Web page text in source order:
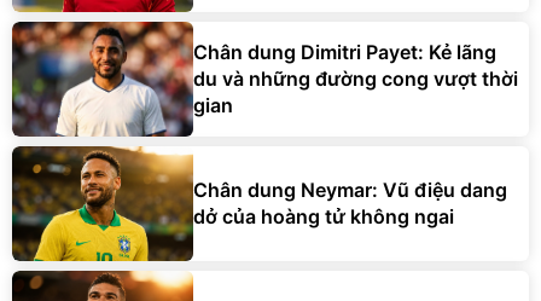
Chân dung Dimitri Payet: Kẻ lãng
du và những đường cong vượt thời
gian
Chân dung Neymar: Vũ điệu dang
dở của hoàng tử không ngai